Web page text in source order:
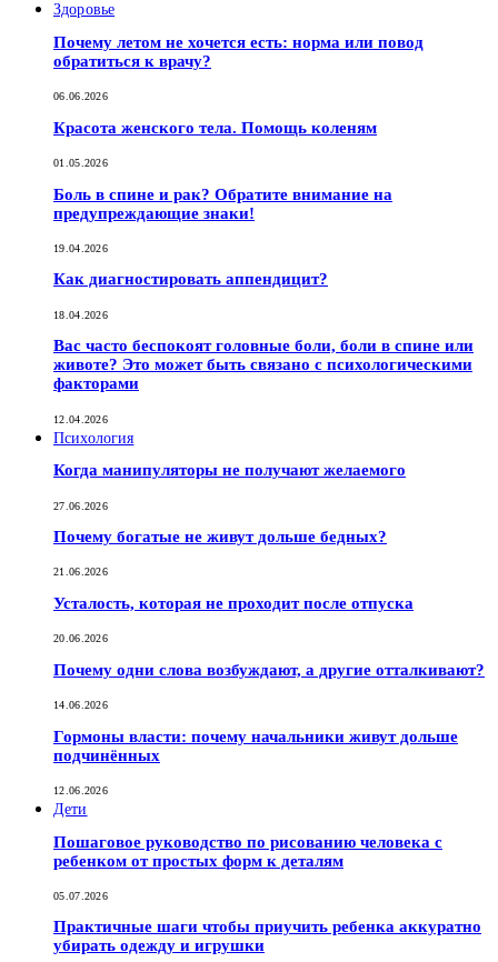
Здоровье
Почему летом не хочется есть: норма или повод
обратиться к врачу?
06.06.2026
Красота женского тела. Помощь коленям
01.05.2026
Боль в спине и рак? Обратите внимание на
предупреждающие знаки!
19.04.2026
Как диагностировать аппендицит?
18.04.2026
Вас часто беспокоят головные боли, боли в спине или
животе? Это может быть связано с психологическими
факторами
12.04.2026
Психология
Когда манипуляторы не получают желаемого
27.06.2026
Почему богатые не живут дольше бедных?
21.06.2026
Усталость, которая не проходит после отпуска
20.06.2026
Почему одни слова возбуждают, а другие отталкивают?
14.06.2026
Гормоны власти: почему начальники живут дольше
подчинённых
12.06.2026
Дети
Пошаговое руководство по рисованию человека с
ребенком от простых форм к деталям
05.07.2026
Практичные шаги чтобы приучить ребенка аккуратно
убирать одежду и игрушки